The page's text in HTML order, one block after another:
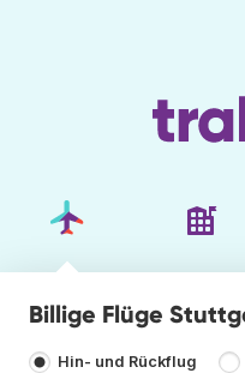
Billige Flüge
Hin- und Rückflug